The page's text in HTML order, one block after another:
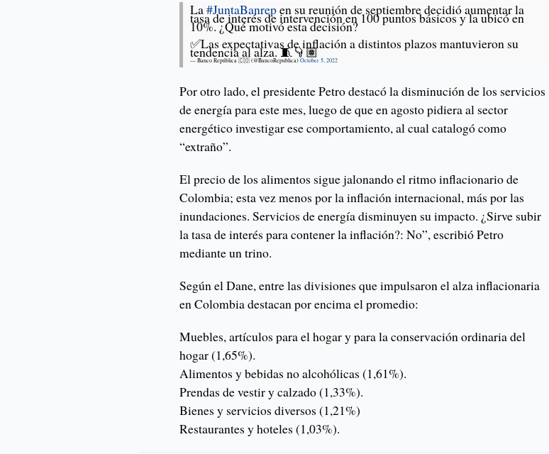
La#JuntaBanrepen su reunión de septiembre decidió aumentar la
tasa de interés de intervención en 100 puntos básicos y la ubicó en
10%. ¿Qué motivó esta decisión?
✅Las expectativas de inflación a distintos plazos mantuvieron su
tendencia al alza. 🧵👇🏽
— Banco República 🇨🇴 (@BancoRepublica)October 5, 2022
Por otro lado, el presidente Petro destacó la disminución de los servicios
de energía para este mes, luego de que en agosto pidiera al sector
energético investigar ese comportamiento, al cual catalogó como
“extraño”.
El precio de los alimentos sigue jalonando el ritmo inflacionario de
Colombia; esta vez menos por la inflación internacional, más por las
inundaciones. Servicios de energía disminuyen su impacto. ¿Sirve subir
la tasa de interés para contener la inflación?: No”, escribió Petro
mediante un trino.
Según el Dane, entre las divisiones que impulsaron el alza inflacionaria
en Colombia destacan por encima el promedio:
Muebles, artículos para el hogar y para la conservación ordinaria del
hogar (1,65%).
Alimentos y bebidas no alcohólicas (1,61%).
Prendas de vestir y calzado (1,33%).
Bienes y servicios diversos (1,21%)
Restaurantes y hoteles (1,03%).